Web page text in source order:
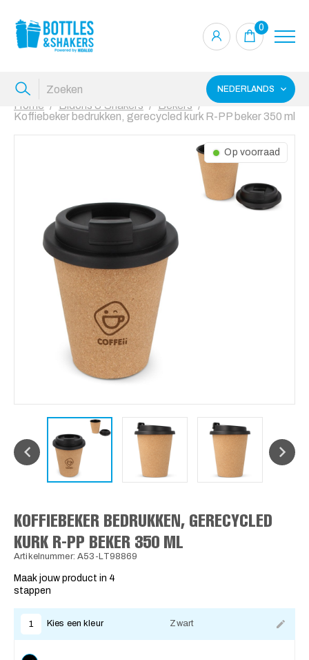
0
NEDERLANDS
Home Bidons & Shakers
Bekers
Koffiebeker bedrukken, gerecycled kurk R-PP beker 350 ml
Op voorraad
KOFFIEBEKER BEDRUKKEN, GERECYCLED
KURK R-PP BEKER 350 ML
Artikelnummer: A53-LT98869
Maak jouw product in 4
stappen
1 Kies een kleur Zwart